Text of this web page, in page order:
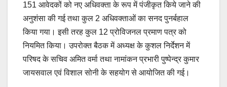
151 आवेदकों को नए अधिवक्ता के रूप में पंजीकृत किये जाने की
अनुशंसा की गई तथा कुल 2 अधिवक्ताओं का सनद पुनर्बहाल
किया गया। इसी तरह कुल 12 प्रोविजनल प्रमाण पत्र को
नियमित किया। उपरोक्त बैठक में अध्यक्ष के कुशल निर्देशन में
परिषद के सचिव अमित वर्मा तथा नामांकन प्रभारी पुष्पेन्द्र कुमार
जायसवाल एवं विशाल सोनी के सहयोग से आयोजित की गई।